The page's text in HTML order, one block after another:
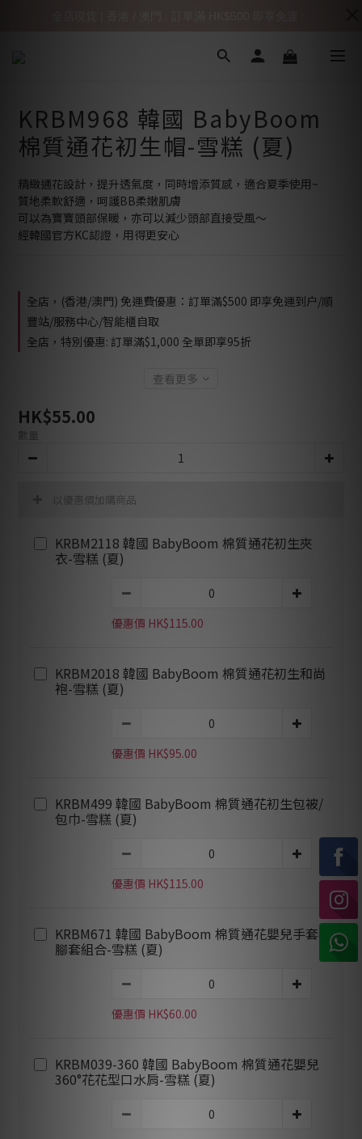
KRBM968 韓國 BabyBoom
棉質通花初生帽-雪糕 (夏)
精緻通花設計，提升透氣度，同時增添質感，適合夏季使用~
質地柔軟舒適，呵護BB柔嫩肌膚
可以為寶寶頭部保暖，亦可以減少頭部直接受風～
經韓國官方KC認證，用得更安心
全店，(香港/澳門) 免運費優惠：訂單滿$500 即享免運到户/順
豐站/服務中心/智能櫃自取
全店，特別優惠: 訂單滿$1,000 全單即享95折
查看更多
HK$55.00
以優惠價加購商品
KRBM2118 韓國 BabyBoom 棉質通花初生夾
衣-雪糕 (夏)
優惠價 HK$115.00
KRBM2018 韓國 BabyBoom 棉質通花初生和尚
袍-雪糕 (夏)
優惠價 HK$95.00
KRBM499 韓國 BabyBoom 棉質通花初生包被/
包巾-雪糕 (夏)
優惠價 HK$115.00
KRBM671 韓國 BabyBoom 棉質通花嬰兒手套&
腳套組合-雪糕 (夏)
優惠價 HK$60.00
KRBM039-360 韓國 BabyBoom 棉質通花嬰兒
360°花花型口水肩-雪糕 (夏)